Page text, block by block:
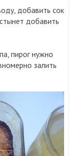
добавить сок
добавить
пирог нужно
залить